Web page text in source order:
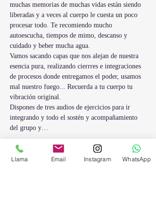
muchas memorias de muchas vidas están siendo
liberadas y a veces al cuerpo le cuesta un poco
procesar todo. Te recomiendo mucho
autoescucha, tiempos de mimo, descanso y
cuidado y beber mucha agua.
Vamos sacando capas que nos alejan de nuestra
esencia pura, realizando cierrres e integraciones
de procesos donde entregamos el poder, usamos
mal nuestro fuego... Recuerda a tu cuerpo tu
vibración original.
Dispones de tres audios de ejercicios para ir
integrando y todo el sostén y acompañamiento
del grupo y…
Mostrar más
Llama Email Instagram WhatsApp